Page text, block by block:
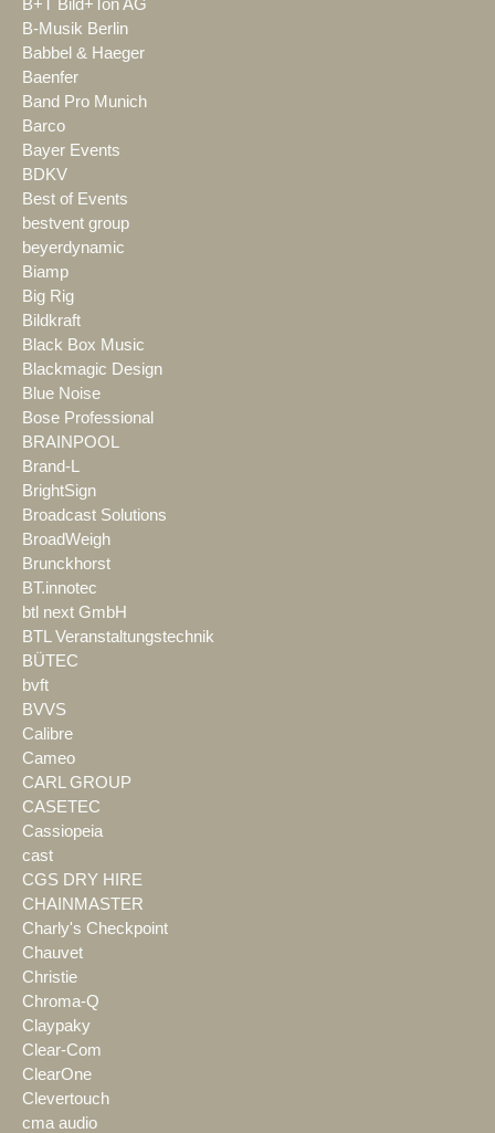
B+T Bild+Ton AG
B-Musik Berlin
Babbel & Haeger
Baenfer
Band Pro Munich
Barco
Bayer Events
BDKV
Best of Events
bestvent group
beyerdynamic
Biamp
Big Rig
Bildkraft
Black Box Music
Blackmagic Design
Blue Noise
Bose Professional
BRAINPOOL
Brand-L
BrightSign
Broadcast Solutions
BroadWeigh
Brunckhorst
BT.innotec
btl next GmbH
BTL Veranstaltungstechnik
BÜTEC
bvft
BVVS
Calibre
Cameo
CARL GROUP
CASETEC
Cassiopeia
cast
CGS DRY HIRE
CHAINMASTER
Charly's Checkpoint
Chauvet
Christie
Chroma-Q
Claypaky
Clear-Com
ClearOne
Clevertouch
cma audio